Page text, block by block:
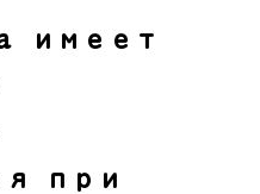
имеет
при